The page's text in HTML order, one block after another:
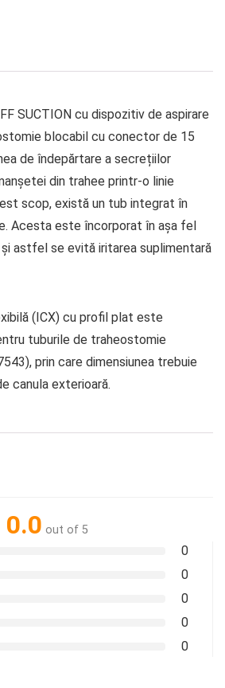
SUCTION cu dispozitiv de aspirare
blocabil cu conector de 15
de îndepărtare a secrețiilor
din trahee printr-o linie
scop, există un tub integrat în
Acesta este încorporat în așa fel
astfel se evită iritarea suplimentară
(ICX) cu profil plat este
tuburile de traheostomie
prin care dimensiunea trebuie
canula exterioară.
0.0 out of 5
0
0
0
0
0